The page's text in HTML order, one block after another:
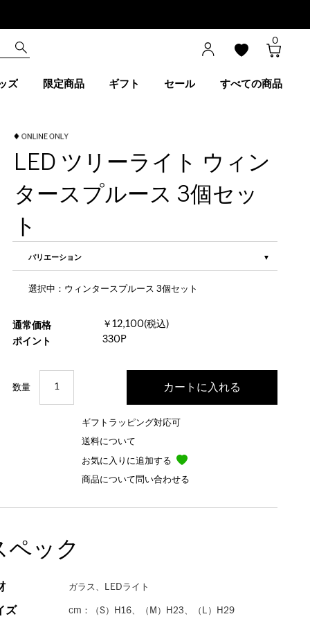
0
ズ 限定商品 ギフト セール すべての商品
LED ツリーライト ウィン
タースプルース 3個セッ
ト
バリエーション
選択中：ウィンタースプルース 3個セット
通常価格
￥12,100(税込)
ポイント
330P
数量
ギフトラッピング対応可
送料について
お気に入りに追加する
商品について問い合わせる
ペック
ガラス、LEDライト
ズ cm：（S）H16、（M）H23、（L）H29